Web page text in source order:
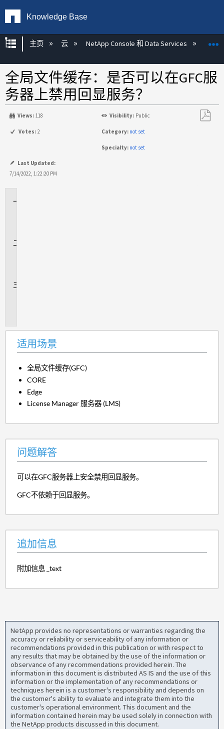
Knowledge Base
扩展/隐缩全局层次
主页 云 NetApp Console 和 Data Services
全局文件缓存：是否可以在GFC服
务器上禁用回显服务？
Views: 118 Visibility: Public
Votes: 2 Category: not set
Specialty: not set
Last Updated:
7/14/2022, 1:22:20 PM
适用场景
全局文件缓存(GFC)
CORE
Edge
License Manager 服务器 (LMS)
问题解答
可以在GFC服务器上安全禁用回显服务。
GFC不依赖于回显服务。
追加信息
附加信息 _text
NetApp provides no representations or warranties regarding the
accuracy or reliability or serviceability of any information or
recommendations provided in this publication or with respect to
any results that may be obtained by the use of the information or
observance of any recommendations provided herein. The
information in this document is distributed AS IS and the use of this
information or the implementation of any recommendations or
techniques herein is a customer's responsibility and depends on
the customer's ability to evaluate and integrate them into the
customer's operational environment. This document and the
information contained herein may be used solely in connection with
the NetApp products discussed in this document.